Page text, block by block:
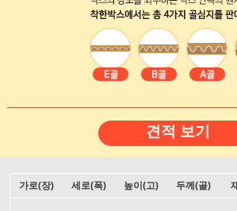
견적 보기
가로(장) 세로(폭) 높이(고) 두께(골)